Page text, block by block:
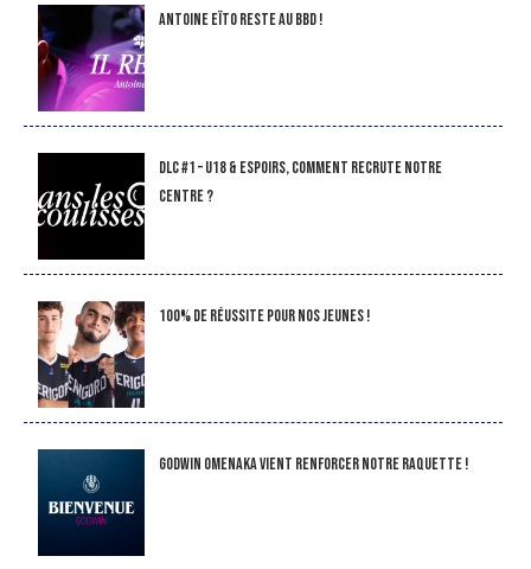
Antoine Eïto reste au BBD !
DLC #1 – U18 & Espoirs, comment recrute notre
Centre ?
100% de réussite pour nos jeunes !
Godwin Omenaka vient renforcer notre raquette !